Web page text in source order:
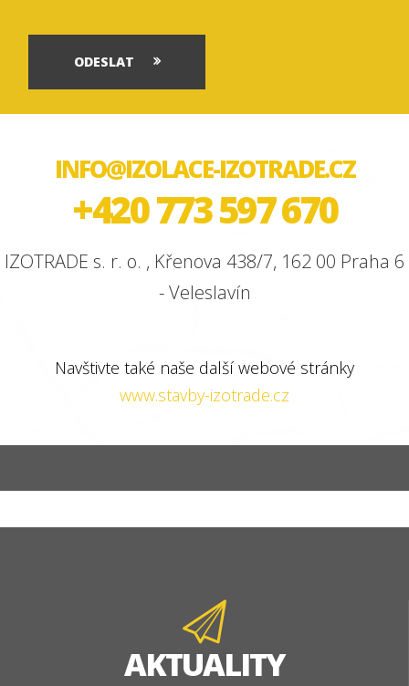
ODESLAT
INFO@IZOLACE-IZOTRADE.CZ
+420 773 597 670
IZOTRADE s. r. o. , Křenova 438/7, 162 00 Praha 6
- Veleslavín
Navštivte také naše další webové stránky
www.stavby-izotrade.cz
AKTUALITY